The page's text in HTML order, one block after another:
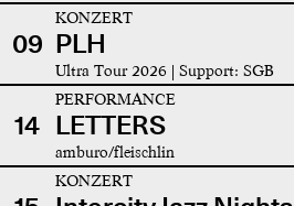
09
KONZERT
PLH
Ultra Tour 2026 | Support: SGB
14
PERFORMANCE
LETTERS
amburo/fleischlin
KONZERT